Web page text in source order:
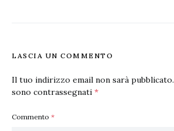
LASCIA UN COMMENTO
Il tuo indirizzo email non sarà pubblicato.
sono contrassegnati *
Commento *